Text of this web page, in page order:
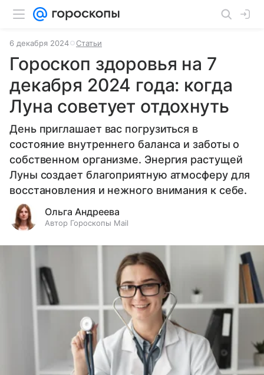
6 декабря 2024 Статьи
Гороскоп здоровья на 7
декабря 2024 года: когда
Луна советует отдохнуть
День приглашает вас погрузиться в
состояние внутреннего баланса и заботы о
собственном организме. Энергия растущей
Луны создает благоприятную атмосферу для
восстановления и нежного внимания к себе.
Ольга Андреева
Автор Гороскопы Mail